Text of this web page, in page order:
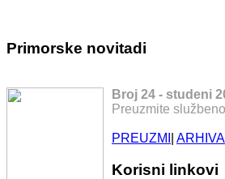
Primorske novitadi
Broj 24 - studeni
Preuzmite
PREUZMI ARHIVA
Korisni linkovi